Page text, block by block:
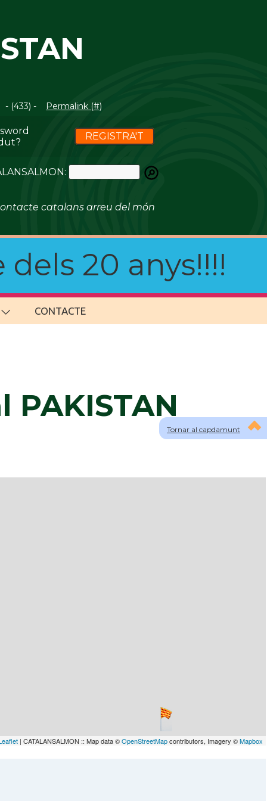
(433) - Permalink (#)
REGISTRA'T
catalans arreu del món
20 anys!!!!
CONTACTE
Tornar al capdamunt
| CATALANSALMON :: Map data ©OpenStreetMapcontributors, Imagery ©Mapbox